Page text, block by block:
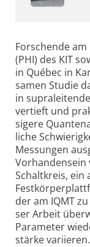
Forschende
(PHI) des KIT
in Québec in
samen Studie
in
ver­tieft und
si­ge­re
liche
Mes­sung­en
Vor­han­den­sein
Schalt­kreis, ein
der am IQMT
ser Arbeit
Para­meter
stärke